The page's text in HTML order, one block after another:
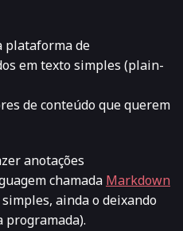
plataforma de
em texto simples (plain-
de conteúdo que querem
anotações
chamada Markdown
ainda o deixando
programada).